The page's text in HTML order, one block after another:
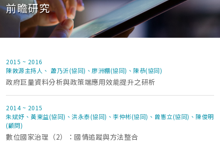
前瞻研究
2015 ~ 2016
陳敦源主持人、 蕭乃沂(協同)、廖洲棚(協同)、陳恭(協同)
政府巨量資料分析與政策端應用效能提升之研析
2014 ~ 2015
朱斌妤、黃東益(協同)、洪永泰(協同)、李仲彬(協同)、曾憲立(協同)、陳俊明
(顧問)
數位國家治理（2）：國情追蹤與方法整合